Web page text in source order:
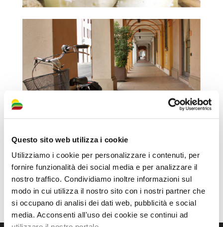
Questo sito web utilizza i cookie
Utilizziamo i cookie per personalizzare i contenuti, per
fornire funzionalità dei social media e per analizzare il
nostro traffico. Condividiamo inoltre informazioni sul
modo in cui utilizza il nostro sito con i nostri partner che
si occupano di analisi dei dati web, pubblicità e social
media. Acconsenti all'uso dei cookie se continui ad